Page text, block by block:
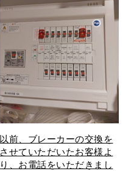
以前、ブレーカーの交換を
させていただいたお客様よ
り、お電話をいただきまし